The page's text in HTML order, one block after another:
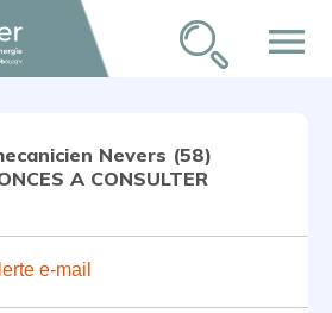
menu
Nevers (58)
A CONSULTER
e-mail